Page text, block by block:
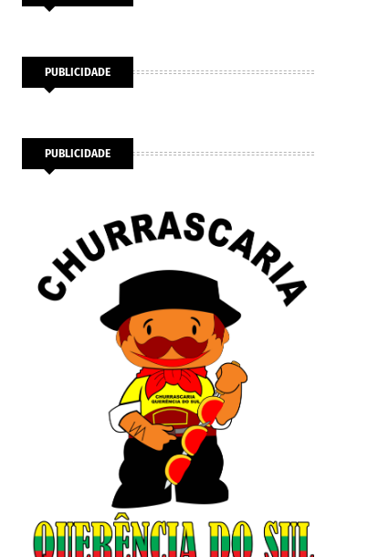
PUBLICIDADE
PUBLICIDADE